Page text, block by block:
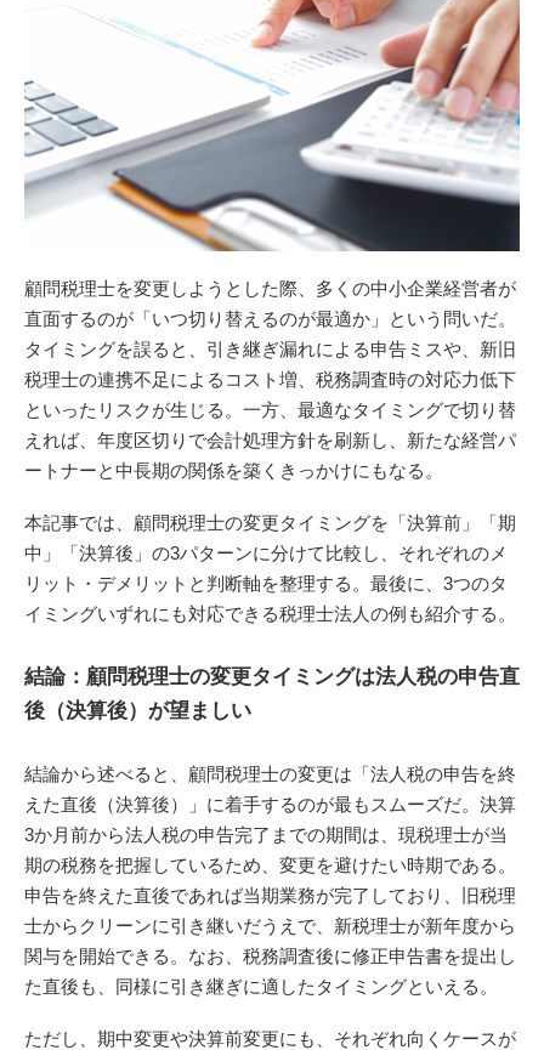
BPaaS JOURNAL
ADOPTABLE DOG JOURNAL
顧問税理士を変更しようとした際、多くの中小企業経営者が
直面するのが「いつ切り替えるのが最適か」という問いだ。
タイミングを誤ると、引き継ぎ漏れによる申告ミスや、新旧
税理士の連携不足によるコスト増、税務調査時の対応力低下
といったリスクが生じる。一方、最適なタイミングで切り替
えれば、年度区切りで会計処理方針を刷新し、新たな経営パ
ートナーと中長期の関係を築くきっかけにもなる。
本記事では、顧問税理士の変更タイミングを「決算前」「期
中」「決算後」の3パターンに分けて比較し、それぞれのメ
リット・デメリットと判断軸を整理する。最後に、3つのタ
イミングいずれにも対応できる税理士法人の例も紹介する。
結論：顧問税理士の変更タイミングは法人税の申告直
後（決算後）が望ましい
結論から述べると、顧問税理士の変更は「法人税の申告を終
えた直後（決算後）」に着手するのが最もスムーズだ。決算
3か月前から法人税の申告完了までの期間は、現税理士が当
期の税務を把握しているため、変更を避けたい時期である。
申告を終えた直後であれば当期業務が完了しており、旧税理
士からクリーンに引き継いだうえで、新税理士が新年度から
関与を開始できる。なお、税務調査後に修正申告書を提出し
た直後も、同様に引き継ぎに適したタイミングといえる。
ただし、期中変更や決算前変更にも、それぞれ向くケースが